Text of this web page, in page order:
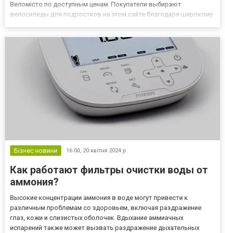
Веломісто по доступным ценам. Покупатели выбирают
велосипеды для подростков на этом сайте благодаря широкому
Подростковые и детские велосипе...
Бізнес новини 16:00, 20 квітня 2024 р.
Как работают фильтры очистки воды от
аммония?
Высокие концентрации аммония в воде могут привести к
различным проблемам со здоровьем, включая раздражение
глаз, кожи и слизистых оболочек. Вдыхание аммиачных
испарений также может вызвать раздражение дыхательных